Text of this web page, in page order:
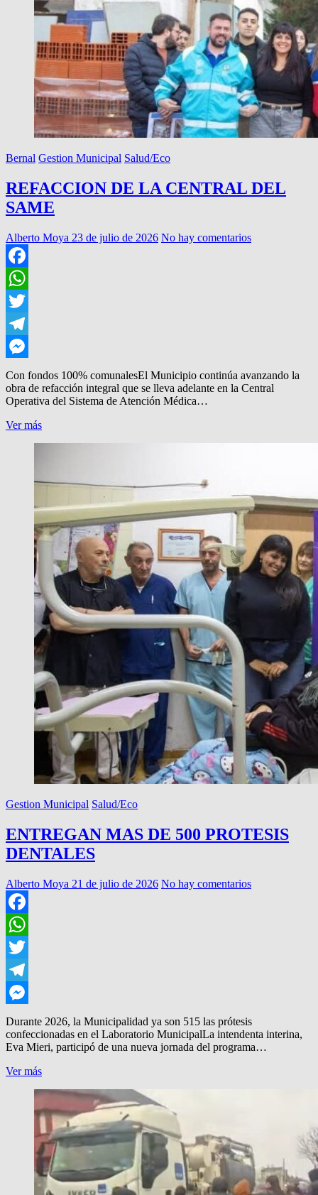
Bernal Gestion Municipal Salud/Eco
REFACCION DE LA CENTRAL DEL
SAME
Alberto Moya 23 de julio de 2026 No hay comentarios
Facebook
WhatsApp
Twitter
Telegram
Messenger
Con fondos 100% comunalesEl Municipio continúa avanzando la
obra de refacción integral que se lleva adelante en la Central
Operativa del Sistema de Atención Médica…
Ver másREFACCION
SAME
Gestion Municipal Salud/Eco
ENTREGAN MAS DE 500 PROTESIS
DENTALES
Alberto Moya 21 de julio de 2026 No hay comentarios
Facebook
WhatsApp
Twitter
Telegram
Messenger
Durante 2026, la Municipalidad ya son 515 las prótesis
confeccionadas en el Laboratorio MunicipalLa intendenta interina,
Eva Mieri, participó de una nueva jornada del programa…
Ver másENTREGAN
DE
500
PROTESIS
DENTALES